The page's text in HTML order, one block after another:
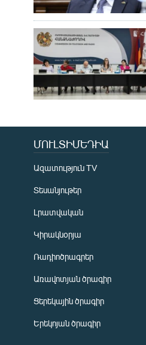
ՄՈՒԼՏԻՄԵԴԻԱ
Ազատություն TV
Տեսանյութեր
Լրատվական
Կիրակնօրյա
Ռադիոծրագրեր
Առավոտյան ծրագիր
Ցերեկային ծրագիր
Երեկոյան ծրագիր